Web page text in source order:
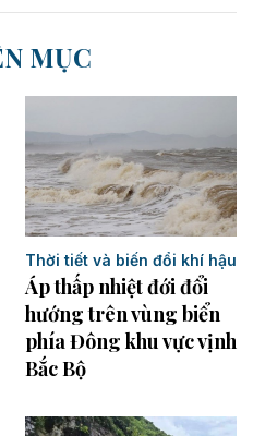
MỤC
Thời tiết và biến đổi khí hậu
Áp thấp nhiệt đới đổi
hướng trên vùng biển
phía Đông khu vực vịnh
Bắc Bộ